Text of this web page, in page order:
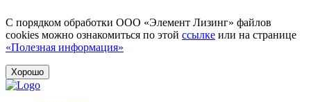
С порядком обработки ООО «Элемент Лизинг» файлов
cookies можно ознакомиться по этой ссылке или на странице
«Полезная информация»
Хорошо